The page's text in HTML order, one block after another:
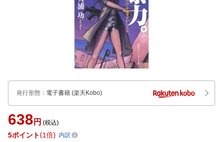
発行形態 ： 電子書籍 (楽天Kobo)
638 円 (税込)
5ポイント 1倍 内訳